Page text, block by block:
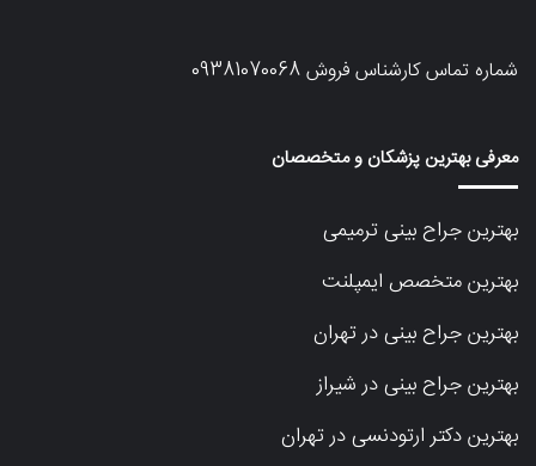
شماره تماس کارشناس فروش09381070068
معرفی بهترین پزشکان و متخصصان
بهترین جراح بینی ترمیمی
بهترین متخصص ایمپلنت
بهترین جراح بینی در تهران
بهترین جراح بینی در شیراز
بهترین دکتر ارتودنسی در تهران